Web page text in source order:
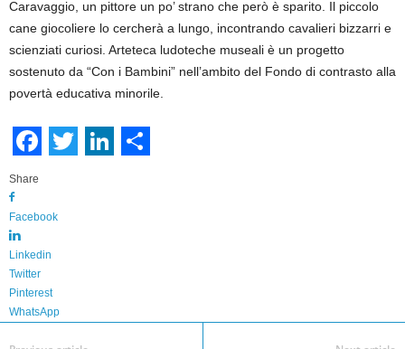
Caravaggio, un pittore un po’ strano che però è sparito. Il piccolo
cane giocoliere lo cercherà a lungo, incontrando cavalieri bizzarri e
scienziati curiosi. Arteteca ludoteche museali è un progetto
sostenuto da “Con i Bambini” nell’ambito del Fondo di contrasto alla
povertà educativa minorile.
F
a
c
e
b
o
i
t
t
e
d
Share
Facebook
Linkedin
Twitter
Pinterest
WhatsApp